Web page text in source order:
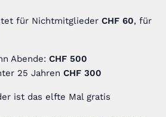
für Nichtmitglieder CHF 60, für
Abende: CHF 500
25 Jahren CHF 300
ist das elfte Mal gratis